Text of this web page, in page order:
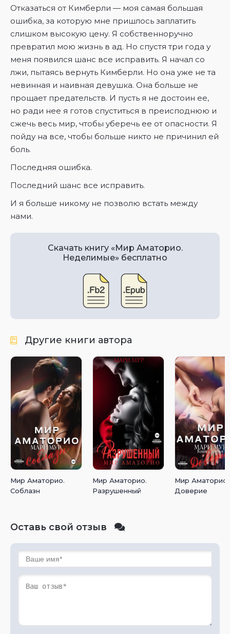
Отказаться от Кимберли — моя самая большая
ошибка, за которую мне пришлось заплатить
слишком высокую цену. Я собственноручно
превратил мою жизнь в ад. Но спустя три года у
меня появился шанс все исправить. Я начал со
лжи, пытаясь вернуть Кимберли. Но она уже не та
невинная и наивная девушка. Она больше не
прощает предательств. И пусть я не достоин ее,
но ради нее я готов спуститься в преисподнюю и
сжечь весь мир, чтобы уберечь ее от опасности. Я
пойду на все, чтобы больше никто не причинил ей
боль.
Последняя ошибка.
Последний шанс все исправить.
И я больше никому не позволю встать между
нами.
Скачать книгу «Мир Аматорио.
Неделимые» бесплатно
Другие книги автора
Мир Аматорио.
Соблазн
Мир Аматорио.
Разрушенный
Мир Аматорио.
Доверие
Оставь свой отзыв